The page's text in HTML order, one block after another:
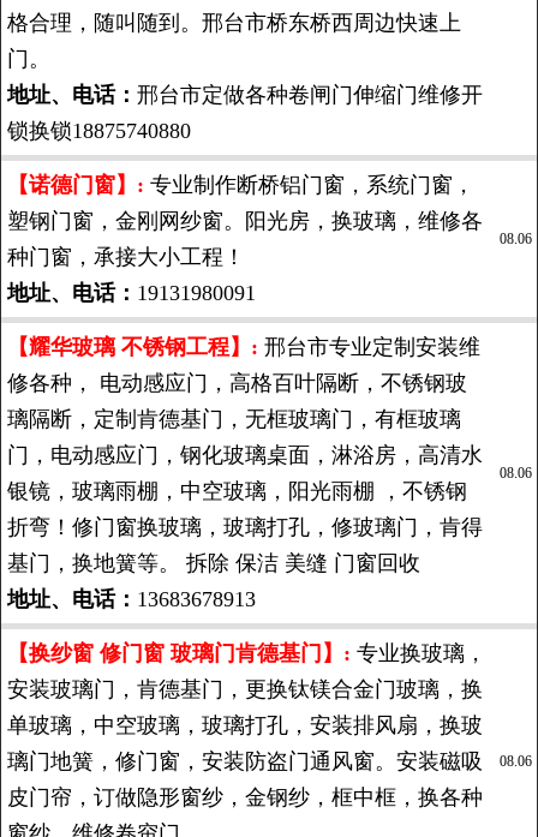
格合理，随叫随到。邢台市桥东桥西周边快速上
门。
地址、电话： 邢台市定做各种卷闸门伸缩门维修开
锁换锁18875740880
【诺德门窗】: 专业制作断桥铝门窗，系统门窗，
塑钢门窗，金刚网纱窗。阳光房，换玻璃，维修各
种门窗，承接大小工程！
地址、电话： 19131980091
08.06
【耀华玻璃 不锈钢工程】: 邢台市专业定制安装维
修各种， 电动感应门，高格百叶隔断，不锈钢玻
璃隔断，定制肯德基门，无框玻璃门，有框玻璃
门，电动感应门，钢化玻璃桌面，淋浴房，高清水
银镜，玻璃雨棚，中空玻璃，阳光雨棚 ，不锈钢
折弯！修门窗换玻璃，玻璃打孔，修玻璃门，肯得
基门，换地簧等。 拆除 保洁 美缝 门窗回收
地址、电话： 13683678913
08.06
【换纱窗 修门窗 玻璃门肯德基门】: 专业换玻璃，
安装玻璃门，肯德基门，更换钛镁合金门玻璃，换
单玻璃，中空玻璃，玻璃打孔，安装排风扇，换玻
璃门地簧，修门窗，安装防盗门通风窗。安装磁吸
皮门帘，订做隐形窗纱，金钢纱，框中框，换各种
08.06